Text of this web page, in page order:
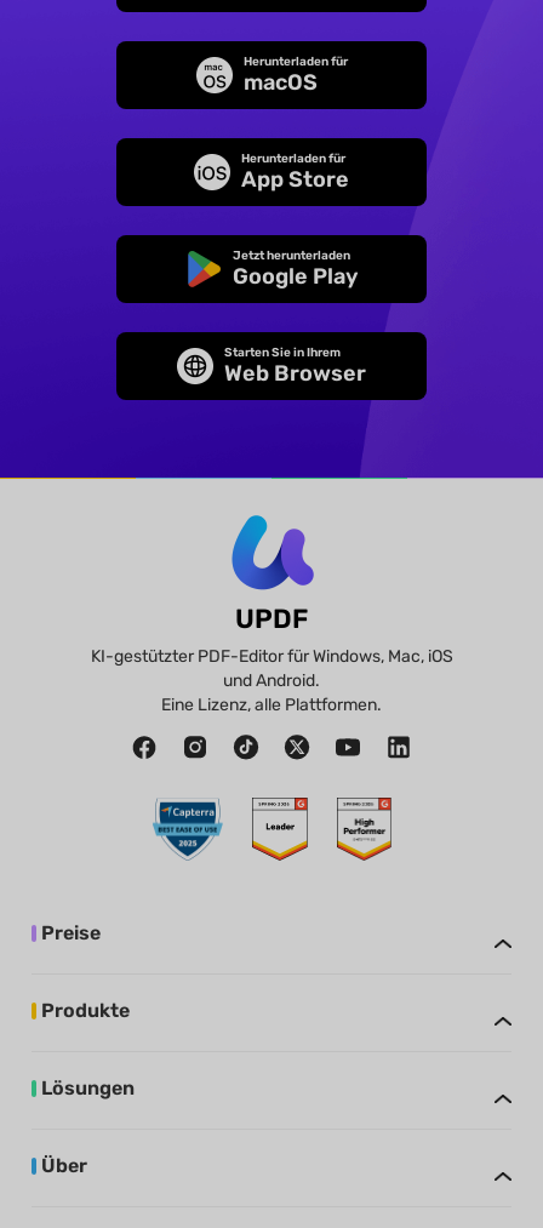
Herunterladen für
macOS
Herunterladen für
App Store
Jetzt herunterladen
Google Play
Starten Sie in Ihrem
Web Browser
UPDF
KI-gestützter PDF-Editor für Windows, Mac, iOS
und Android.
Eine Lizenz, alle Plattformen.
Preise
Produkte
Lösungen
Über